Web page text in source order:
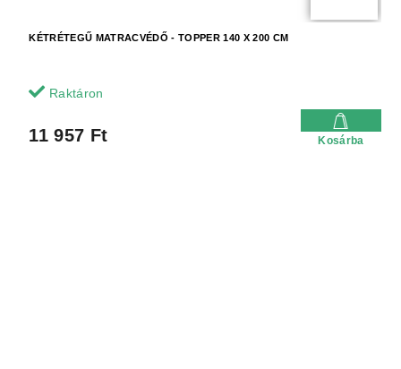
KÉTRÉTEGŰ MATRACVÉDŐ - TOPPER 140 X 200 CM
Raktáron
11 957 Ft Kosárba